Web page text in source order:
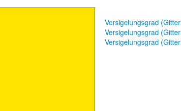
Versigelungsgrad
Versigelungsgrad
Versigelungsgrad